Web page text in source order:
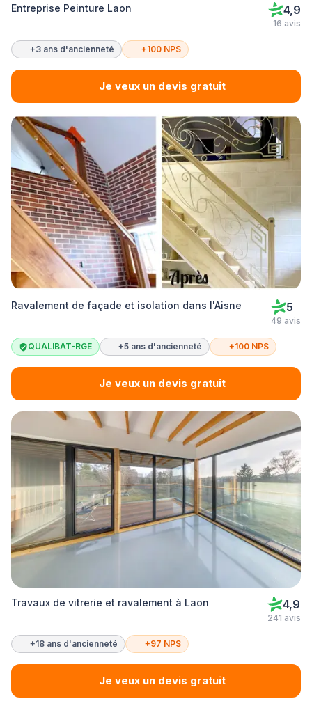
Entreprise Peinture Laon 4,9
16 avis
+3 ans d'ancienneté +100 NPS
Je veux un devis gratuit
Ravalement de façade et isolation dans l'Aisne 5
49 avis
QUALIBAT-RGE +5 ans d'ancienneté +100 NPS
Je veux un devis gratuit
Travaux de vitrerie et ravalement à Laon 4,9
241 avis
+18 ans d'ancienneté +97 NPS
Je veux un devis gratuit